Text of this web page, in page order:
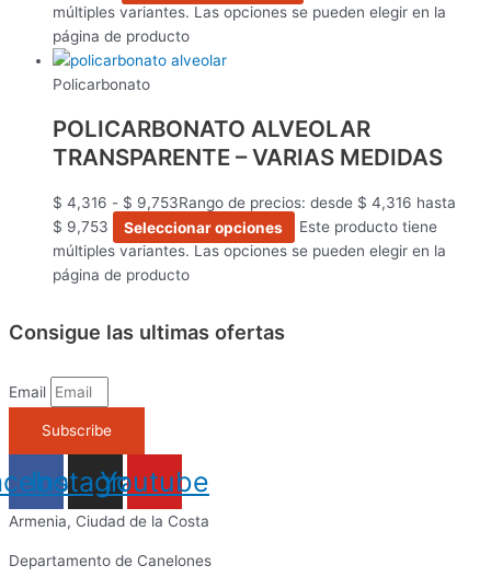
múltiples variantes. Las opciones se pueden elegir en la
página de producto
Policarbonato
POLICARBONATO ALVEOLAR
TRANSPARENTE – VARIAS MEDIDAS
$ 4,316 - $ 9,753Rango de precios: desde $ 4,316 hasta
$ 9,753
Seleccionar opciones
Este producto tiene
múltiples variantes. Las opciones se pueden elegir en la
página de producto
Consigue las ultimas ofertas
Email
Subscribe
Instagram
Youtube
Armenia, Ciudad de la Costa
Departamento de Canelones